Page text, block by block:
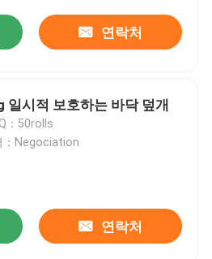
연락처
일시적 보호하는 바닥 덮개
：50rolls
：Negociation
연락처